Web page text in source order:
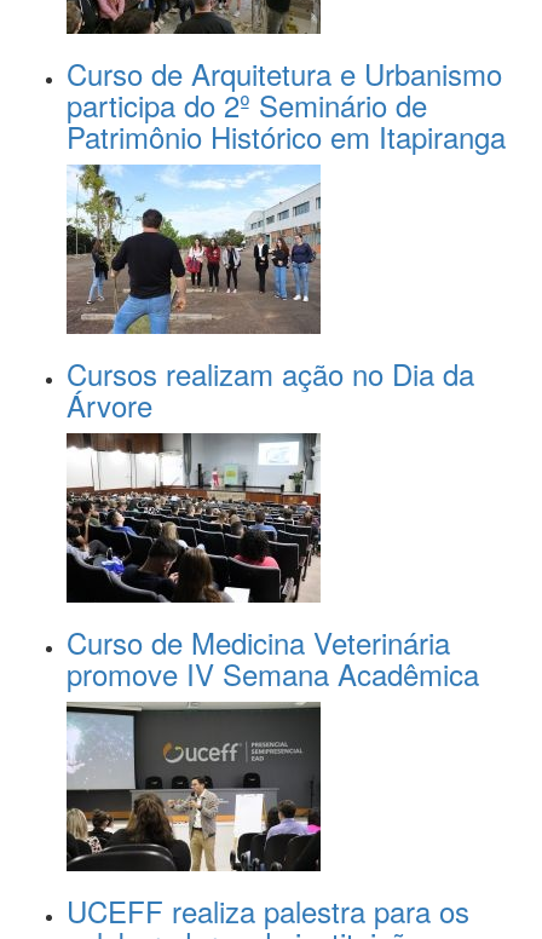
Curso de Arquitetura e Urbanismo
participa do 2º Seminário de
Patrimônio Histórico em Itapiranga
Cursos realizam ação no Dia da
Árvore
Curso de Medicina Veterinária
promove IV Semana Acadêmica
UCEFF realiza palestra para os